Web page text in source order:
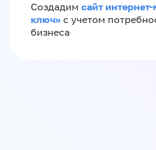
Создадим сайт
ключ» с учетом
бизнеса